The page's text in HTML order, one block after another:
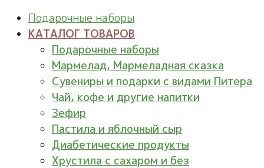
Подарочные наборы
КАТАЛОГ ТОВАРОВ
Подарочные наборы
Мармелад, Мармеладная сказка
Сувениры и подарки с видами Питера
Чай, кофе и другие напитки
Зефир
Пастила и яблочный сыр
Диабетические продукты
Хрустила с сахаром и без